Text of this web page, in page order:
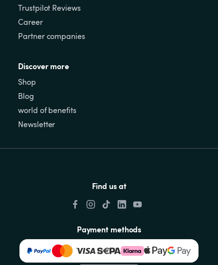
Trustpilot Reviews
Career
Partner companies
Discover more
Shop
Blog
world of benefits
Newsletter
Find us at
Payment methods